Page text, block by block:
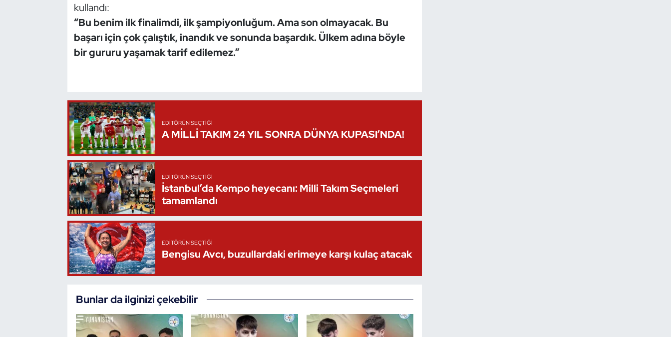
kullandı:
“Bu benim ilk finalimdi, ilk şampiyonluğum. Ama son olmayacak. Bu
başarı için çok çalıştık, inandık ve sonunda başardık. Ülkem adına böyle
bir gururu yaşamak tarif edilemez.”
EDITÖRÜN SEÇTIĞI
A MİLLİ TAKIM 24 YIL SONRA DÜNYA KUPASI’NDA!
EDITÖRÜN SEÇTIĞI
İstanbul’da Kempo heyecanı: Milli Takım Seçmeleri
tamamlandı
EDITÖRÜN SEÇTIĞI
Bengisu Avcı, buzullardaki erimeye karşı kulaç atacak
Bunlar da ilginizi çekebilir
Sualtı Sporları
Vücut Geliştirme Fitness
Wushu Kungfu